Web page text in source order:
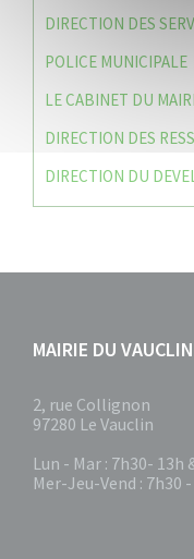
DIRECTION DES
POLICE MUNICIPALE
LE CABINET DU
DIRECTION DES
DIRECTION DU
MAIRIE DU VAUCLIN
2, rue Collignon
97280 Le Vauclin
Lun - Mar : 7h30- 13h
Mer-Jeu-Vend : 7h30